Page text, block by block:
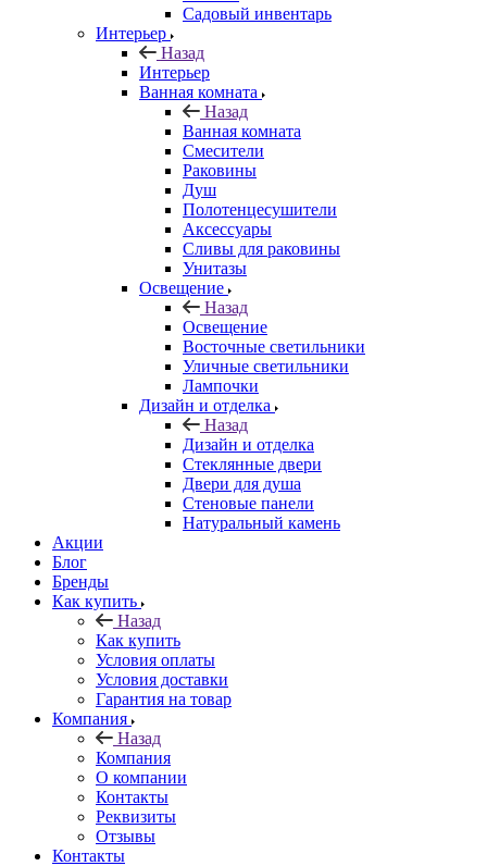
Садовый инвентарь
Интерьер
Назад
Интерьер
Ванная комната
Назад
Ванная комната
Смесители
Раковины
Душ
Полотенцесушители
Аксессуары
Сливы для раковины
Унитазы
Освещение
Назад
Освещение
Восточные светильники
Уличные светильники
Лампочки
Дизайн и отделка
Назад
Дизайн и отделка
Стеклянные двери
Двери для душа
Стеновые панели
Натуральный камень
Акции
Блог
Бренды
Как купить
Назад
Как купить
Условия оплаты
Условия доставки
Гарантия на товар
Компания
Назад
Компания
О компании
Контакты
Реквизиты
Отзывы
Контакты